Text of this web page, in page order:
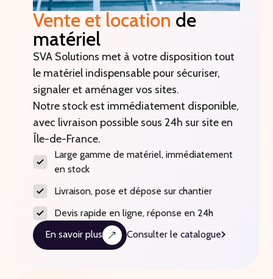
Vente et location de
matériel
SVA Solutions met à votre disposition tout
le matériel indispensable pour sécuriser,
signaler et aménager vos sites.
Notre stock est immédiatement disponible,
avec livraison possible sous 24h sur site en
Île-de-France.
Large gamme de matériel, immédiatement
en stock
Livraison, pose et dépose sur chantier
Devis rapide en ligne, réponse en 24h
En savoir plus
Consulter le catalogue